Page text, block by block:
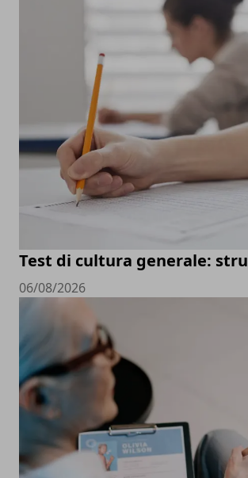
Test di cultura generale:
06/08/2026